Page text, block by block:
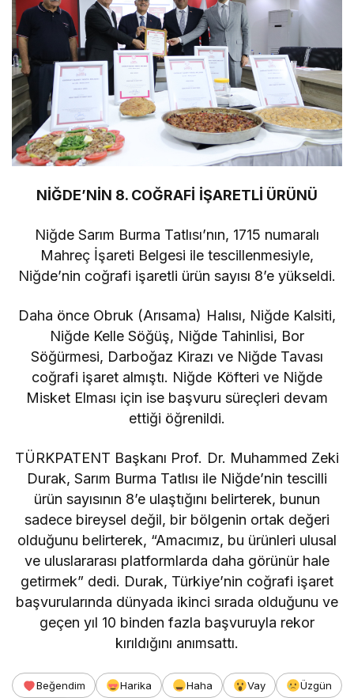
NİĞDE’NİN 8. COĞRAFİ İŞARETLİ ÜRÜNÜ
Niğde Sarım Burma Tatlısı’nın, 1715 numaralı
Mahreç İşareti Belgesi ile tescillenmesiyle,
Niğde’nin coğrafi işaretli ürün sayısı 8’e yükseldi.
Daha önce Obruk (Arısama) Halısı, Niğde Kalsiti,
Niğde Kelle Söğüş, Niğde Tahinlisi, Bor
Söğürmesi, Darboğaz Kirazı ve Niğde Tavası
coğrafi işaret almıştı. Niğde Köfteri ve Niğde
Misket Elması için ise başvuru süreçleri devam
ettiği öğrenildi.
TÜRKPATENT Başkanı Prof. Dr. Muhammed Zeki
Durak, Sarım Burma Tatlısı ile Niğde’nin tescilli
ürün sayısının 8’e ulaştığını belirterek, bunun
sadece bireysel değil, bir bölgenin ortak değeri
olduğunu belirterek, “Amacımız, bu ürünleri ulusal
ve uluslararası platformlarda daha görünür hale
getirmek” dedi. Durak, Türkiye’nin coğrafi işaret
başvurularında dünyada ikinci sırada olduğunu ve
geçen yıl 10 binden fazla başvuruyla rekor
kırıldığını anımsattı.
Beğendim Harika Haha Vay
Üzgün